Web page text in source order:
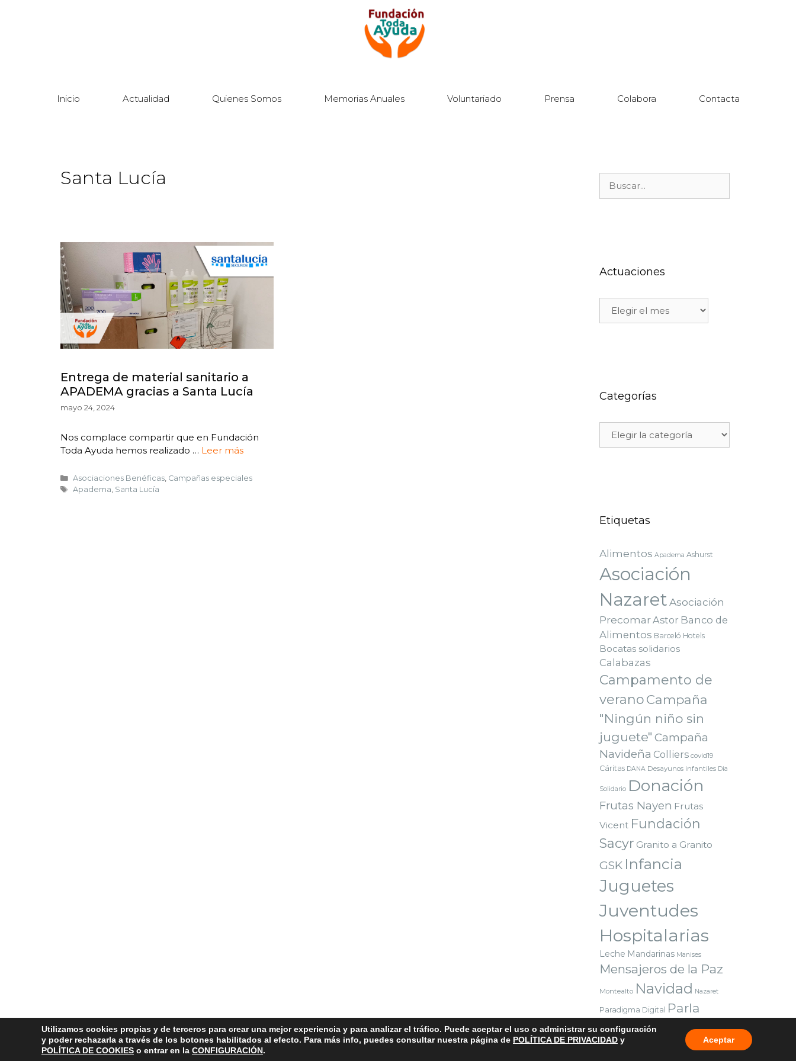
Inicio Actualidad Quienes Somos Memorias Anuales Voluntariado Prensa Colabora Contacta
Santa Lucía
Entrega de material sanitario a
APADEMA gracias a Santa Lucía
mayo 24, 2024
Nos complace compartir que en Fundación
Toda Ayuda hemos realizado … Leer más
Asociaciones Benéficas, Campañas especiales
Apadema Santa Lucía
Actuaciones
Categorías
Etiquetas
Alimentos Apadema Ashurst
Asociación
NazaretAsociación
PrecomarAstor Banco de
Alimentos Barceló Hotels
Bocatas solidarios
Calabazas
Campamento de
verano Campaña
"Ningún niño sin
juguete" Campaña
Navideña Colliers covid19
Cáritas DANA Desayunos infantiles Dia
Solidario Donación
Frutas Nayen Frutas
Vicent Fundación
Sacyr Granito a Granito
GSK Infancia
Juguetes
Juventudes
Hospitalarias
Leche Mandarinas Manises
Mensajeros de la Paz
Montealto Navidad Nazaret
Paradigma Digital Parla
Red Solidaria Bankia
Reyes Magos Sorteo Valencia
Vuelta al cole
Utilizamos cookies propias y de terceros para crear una mejor experiencia y para analizar el tráfico. Puede aceptar el uso o administrar su configuración
y poder rechazarla a través de los botones habilitados al efecto. Para más info, puedes consultar nuestra página de POLÍTICA DE PRIVACIDAD y
POLÍTICA DE COOKIES o entrar en la CONFIGURACIÓN.
Aceptar